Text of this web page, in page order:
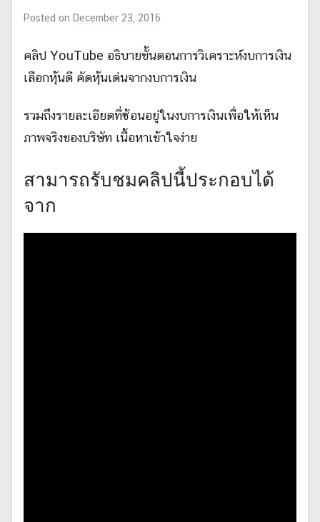
Posted on December 23, 2016
M
i
k
t
คลิป YouTube อธิบายขั้นตอนการวิเคราะห์งบการเงิน
เลือกหุ้นดี คัดหุ้นเด่นจากงบการเงิน
รวมถึงรายละเอียดที่ซ้อนอยู่ในงบการเงินเพื่อให้เห็น
ภาพจริงของบริษัท เนื้อหาเข้าใจง่าย
สามารถรับชมคลิปนี้ประกอบได้
จาก